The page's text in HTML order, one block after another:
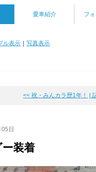
愛車紹介 フ
ル表示 写真表示
<< 祝・みんカラ歴1年！ |
日
装着